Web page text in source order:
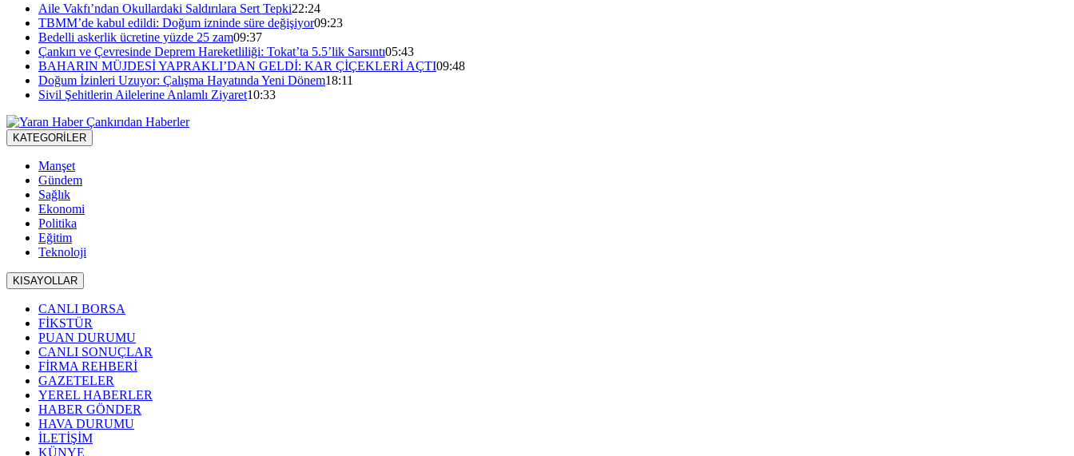
Aile Vakfı’ndan Okullardaki Saldırılara Sert Tepki22:24
TBMM’de kabul edildi: Doğum izninde süre değişiyor09:23
Bedelli askerlik ücretine yüzde 25 zam09:37
Çankırı ve Çevresinde Deprem Hareketliliği: Tokat’ta 5.5’lik Sarsıntı05:43
BAHARIN MÜJDESİ YAPRAKLI’DAN GELDİ: KAR ÇİÇEKLERİ AÇTI09:48
Doğum İzinleri Uzuyor: Çalışma Hayatında Yeni Dönem18:11
Sivil Şehitlerin Ailelerine Anlamlı Ziyaret10:33
KATEGORİLER
Manşet
Gündem
Sağlık
Ekonomi
Politika
Eğitim
Teknoloji
KISAYOLLAR
CANLI BORSA
FİKSTÜR
PUAN DURUMU
CANLI SONUÇLAR
FİRMA REHBERİ
GAZETELER
YEREL HABERLER
HABER GÖNDER
HAVA DURUMU
İLETİŞİM
KÜNYE